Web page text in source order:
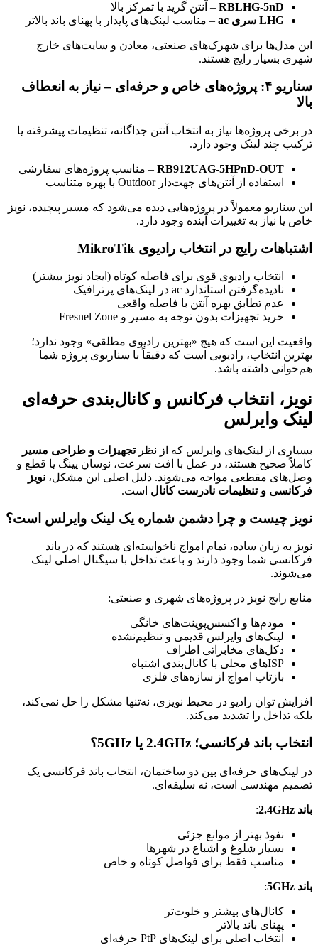
RBLHG-5nD – آنتن گرید با تمرکز بالا
LHG سری ac
– مناسب لینک‌های پایدار با پهنای باند بالاتر
این مدل‌ها برای شهرک‌های صنعتی، معادن و سایت‌های خارج
شهری بسیار رایج هستند.
سناریو ۴: پروژه‌های خاص و حرفه‌ای – نیاز به انعطاف
بالا
در برخی پروژه‌ها نیاز به انتخاب آنتن جداگانه، تنظیمات پیشرفته یا
ترکیب چند لینک وجود دارد.
RB912UAG-5HPnD-OUT – مناسب پروژه‌های سفارشی
استفاده از آنتن‌های جهت‌دار Outdoor با بهره متناسب
این سناریو معمولاً در پروژه‌هایی دیده می‌شود که مسیر پیچیده، نویز
خاص یا نیاز به تغییرات آینده وجود دارد.
اشتباهات رایج در انتخاب رادیوی MikroTik
انتخاب رادیوی قوی برای فاصله کوتاه (ایجاد نویز بیشتر)
نادیده‌گرفتن استاندارد ac در لینک‌های پرترافیک
عدم تطابق بهره آنتن با فاصله واقعی
خرید تجهیزات بدون توجه به مسیر و Fresnel Zone
واقعیت این است که هیچ «بهترین رادیوی مطلقی» وجود ندارد؛
بهترین انتخاب، رادیویی است که دقیقاً با سناریوی پروژه شما
هم‌خوانی داشته باشد.
نویز، انتخاب فرکانس و کانال‌بندی حرفه‌ای
لینک وایرلس
بسیاری از لینک‌های وایرلس که از نظرتجهیزات و طراحی مسیر
کاملاً صحیح هستند، در عمل با افت سرعت، نوسان پینگ یا قطع و
وصل‌های مقطعی مواجه می‌شوند. دلیل اصلی این مشکل، نویز
فرکانسی و تنظیمات نادرست کانال است.
نویز چیست و چرا دشمن شماره یک لینک وایرلس است؟
نویز به زبان ساده، تمام امواج ناخواسته‌ای هستند که در باند
فرکانسی شما وجود دارند و باعث تداخل با سیگنال اصلی لینک
می‌شوند.
منابع رایج نویز در پروژه‌های شهری و صنعتی:
مودم‌ها و اکسس‌پوینت‌های خانگی
لینک‌های وایرلس قدیمی و تنظیم‌نشده
دکل‌های مخابراتی اطراف
ISPهای محلی با کانال‌بندی اشتباه
بازتاب امواج از سازه‌های فلزی
افزایش توان رادیو در محیط نویزی، نه‌تنها مشکل را حل نمی‌کند،
بلکه تداخل را تشدید می‌کند.
انتخاب باند فرکانسی؛ 2.4GHz یا 5GHz؟
در لینک‌های حرفه‌ای بین دو ساختمان، انتخاب باند فرکانسی یک
تصمیم مهندسی است، نه سلیقه‌ای.
باند 2.4GHz :
نفوذ بهتر از موانع جزئی
بسیار شلوغ و اشباع در شهرها
مناسب فقط برای فواصل کوتاه و خاص
باند 5GHz :
کانال‌های بیشتر و خلوت‌تر
پهنای باند بالاتر
انتخاب اصلی برای لینک‌های PtP حرفه‌ای